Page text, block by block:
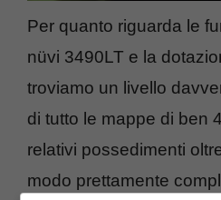
Per quanto riguarda le
nüvi 3490LT e la
troviamo un livello
di tutto le mappe di ben
relativi possedimenti
modo prettamente